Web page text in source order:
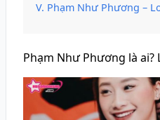
Phạm Như Phương – Louis Phạm khiến cộng đồng mạng
Phạm Như Phương là ai?